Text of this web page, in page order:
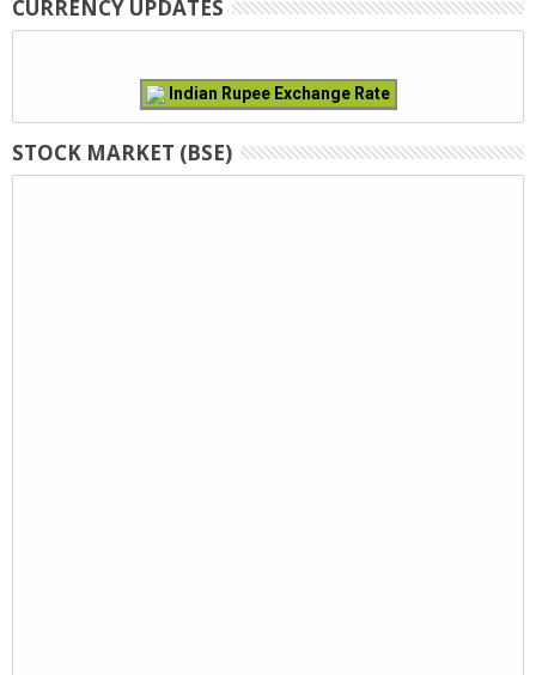
CURRENCY UPDATES
Indian Rupee Exchange Rate
STOCK MARKET (BSE)